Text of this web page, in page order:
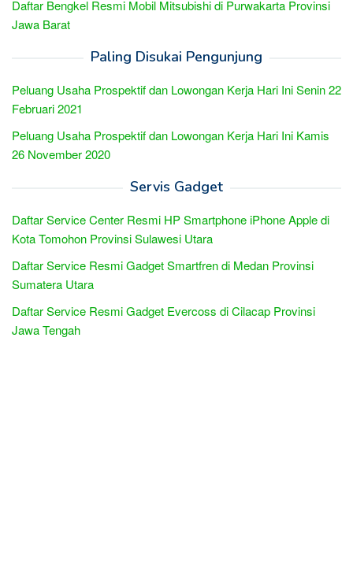
Daftar Bengkel Resmi Mobil Mitsubishi di Purwakarta Provinsi
Jawa Barat
Paling Disukai Pengunjung
Peluang Usaha Prospektif dan Lowongan Kerja Hari Ini Senin 22
Februari 2021
Peluang Usaha Prospektif dan Lowongan Kerja Hari Ini Kamis
26 November 2020
Servis Gadget
Daftar Service Center Resmi HP Smartphone iPhone Apple di
Kota Tomohon Provinsi Sulawesi Utara
Daftar Service Resmi Gadget Smartfren di Medan Provinsi
Sumatera Utara
Daftar Service Resmi Gadget Evercoss di Cilacap Provinsi
Jawa Tengah